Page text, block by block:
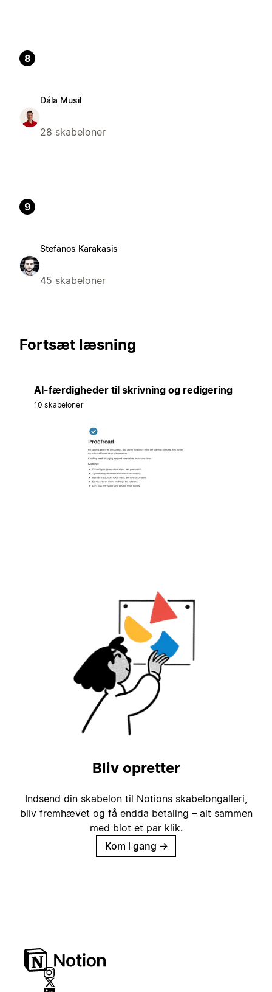
8
Dála Musil
28 skabeloner
9
Stefanos Karakasis
45 skabeloner
Fortsæt læsning
AI-færdigheder til skrivning og redigering
10 skabeloner
Bliv opretter
Indsend din skabelon til Notions skabelongalleri,
bliv fremhævet og få endda betaling – alt sammen
med blot et par klik.
Kom i gang →